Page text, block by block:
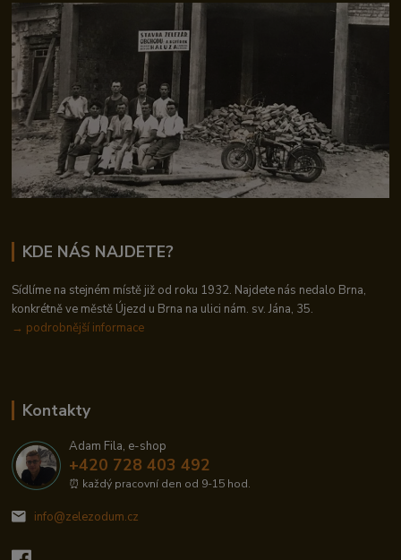
KDE NÁS NAJDETE?
Sídlíme na stejném místě již od roku 1932. Najdete nás nedalo Brna,
konkrétně ve městě Újezd u Brna na ulici nám. sv. Jána, 35.
→ podrobnější informace
Kontakty
Adam Fila, e-shop
+420 728 403 492
⏰ každý pracovní den od 9-15 hod.
info@zelezodum.cz